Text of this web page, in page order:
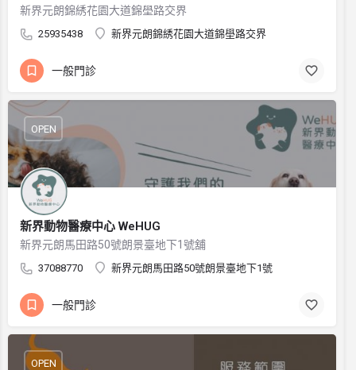
新界元朗錦綉花園大道錦壆路交界
25935438 新界元朗錦綉花園大道錦壆路交界
一般門診
新界動物醫療中心 WeHUG
新界元朗馬田路50號朗景臺地下1號舖
37088770 新界元朗馬田路50號朗景臺地下1號
OPEN
一般門診
OPEN